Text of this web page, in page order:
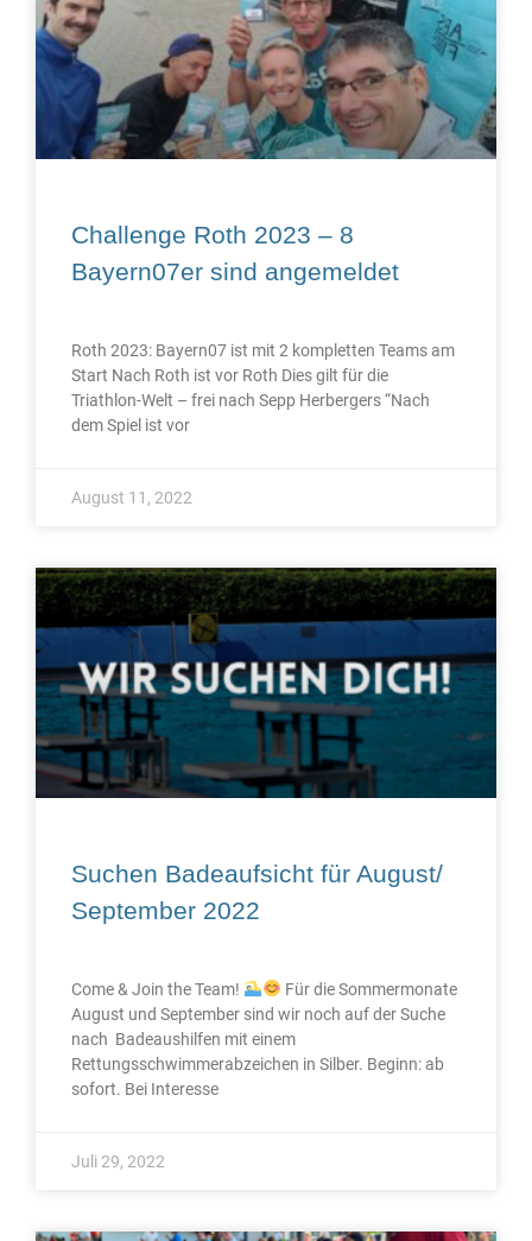
Challenge Roth 2023 – 8
Bayern07er sind angemeldet
Roth 2023: Bayern07 ist mit 2 kompletten Teams am
Start Nach Roth ist vor Roth Dies gilt für die
Triathlon-Welt – frei nach Sepp Herbergers “Nach
dem Spiel ist vor
August 11, 2022
Suchen Badeaufsicht für August/
September 2022
Come & Join the Team!
Für die Sommermonate
August und September sind wir noch auf der Suche
nach Badeaushilfen mit einem
Rettungsschwimmerabzeichen in Silber. Beginn: ab
sofort. Bei Interesse
Juli 29, 2022